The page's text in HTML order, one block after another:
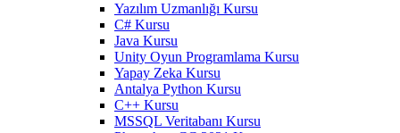
Yazılım Uzmanlığı Kursu
C# Kursu
Java Kursu
Unity Oyun Programlama Kursu
Yapay Zeka Kursu
Antalya Python Kursu
C++ Kursu
MSSQL Veritabanı Kursu